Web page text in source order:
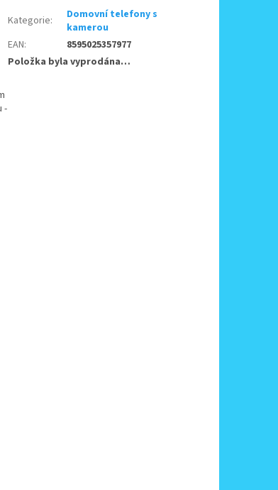
-
Kategorie:
Domovní telefony s
kamerou
EAN:
8595025357977
Položka byla vyprodána…